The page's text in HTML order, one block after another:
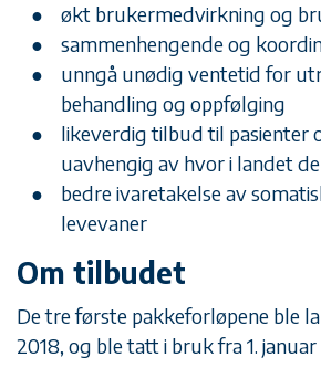
økt brukermedvirkning og
sammenhengende og
unngå unødig ventetid for
behandling og oppfølging
likeverdig tilbud til pasienter
uavhengig av hvor i landet
bedre ivaretakelse av
levevaner
Om tilbudet
De tre første pakkeforløpene ble
2018, og ble tatt i bruk fra 1. januar